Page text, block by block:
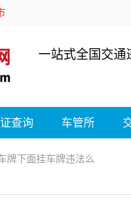
一站式全国交通
查询 车管所
牌下面挂车牌违法么